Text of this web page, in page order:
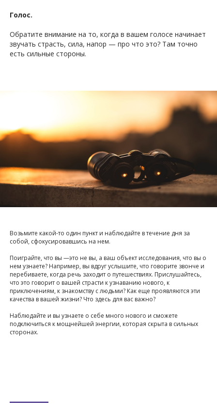
Голос.
Обратите внимание на то, когда в вашем голосе начинает
звучать страсть, сила, напор — про что это? Там точно
есть сильные стороны.
Возьмите какой-то один пункт и наблюдайте в течение дня за
собой, сфокусировавшись на нем.
Поиграйте, что вы —это не вы, а ваш объект исследования, что вы о
нем узнаете? Например, вы вдруг услышите, что говорите звонче и
перебиваете, когда речь заходит о путешествиях. Прислушайтесь,
что это говорит о вашей страсти к узнаванию нового, к
приключениям, к знакомству с людьми? Как еще проявляются эти
качества в вашей жизни? Что здесь для вас важно?
Наблюдайте и вы узнаете о себе много нового и сможете
подключиться к мощнейшей энергии, которая скрыта в сильных
сторонах.